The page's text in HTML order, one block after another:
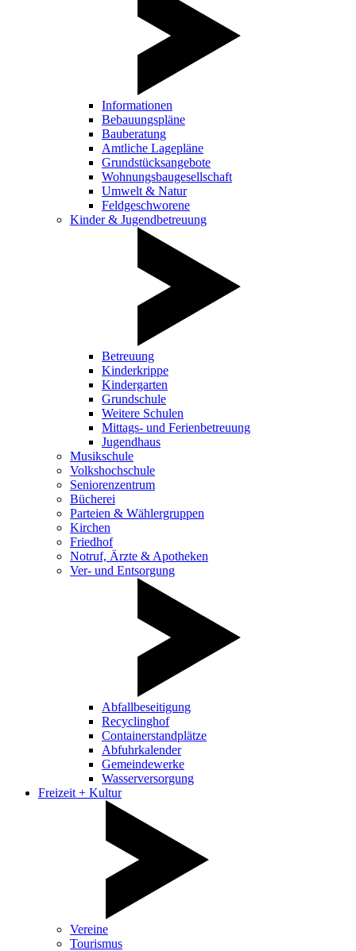
Informationen
Bebauungspläne
Bauberatung
Amtliche Lagepläne
Grundstücksangebote
Wohnungsbaugesellschaft
Umwelt & Natur
Feldgeschworene
Kinder & Jugendbetreuung
Betreuung
Kinderkrippe
Kindergarten
Grundschule
Weitere Schulen
Mittags- und Ferienbetreuung
Jugendhaus
Musikschule
Volkshochschule
Seniorenzentrum
Bücherei
Parteien & Wählergruppen
Kirchen
Friedhof
Notruf, Ärzte & Apotheken
Ver- und Entsorgung
Abfallbeseitigung
Recyclinghof
Containerstandplätze
Abfuhrkalender
Gemeindewerke
Wasserversorgung
Freizeit + Kultur
Vereine
Tourismus